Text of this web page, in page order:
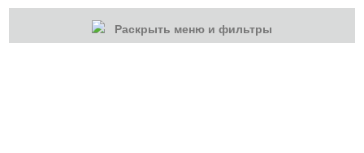
Раскрыть меню и фильтры